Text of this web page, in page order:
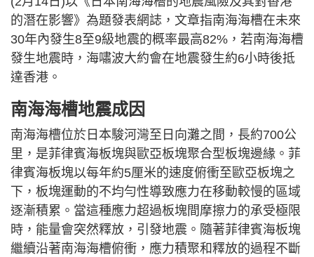
的潛在影響》為題發表網誌，文章指南海海槽在未來
30年內發生8至9級地震的概率最高82%，若南海海槽
發生地震時，海嘯波大約會在地震發生約6小時後抵
達香港。
南海海槽地震成因
南海海槽位於日本駿河灣至日向灘之間，長約700公
里，是菲律賓海板塊與歐亞板塊聚合型板塊邊緣。菲
律賓海板塊以每年約5厘米的速度俯衝至歐亞板塊之
下，板塊運動的不均勻性導致應力在移動較慢的區域
逐漸積累。當這種應力超過板塊間摩擦力的承受極限
時，能量會突然釋放，引發地震。隨著菲律賓海板塊
繼續沿著南海海槽俯衝，應力積聚和釋放的過程不斷